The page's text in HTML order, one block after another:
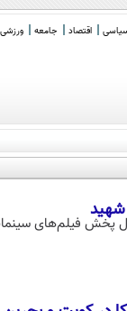
اقتصاد جامعه ورزشی
شهید
فیلم‌های سینمایی